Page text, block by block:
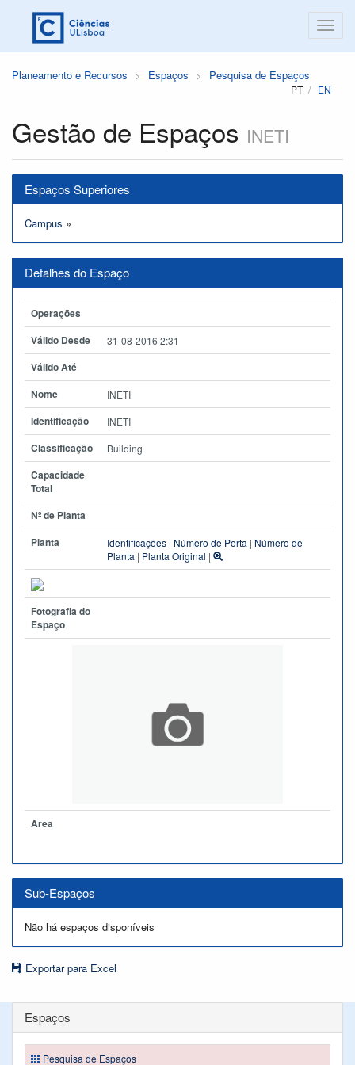
Planeamento e Recursos Espaços Pesquisa de Espaços
PT EN
Gestão de Espaços INETI
Espaços Superiores
Campus »
Detalhes do Espaço
Operações
Válido Desde
31-08-2016 2:31
Válido Até
Nome
INETI
Identificação INETI
Classificação Building
Capacidade
Total
Nº de Planta
Planta
Identificações | Número de Porta | Número de
Planta | Planta Original |
Fotografia do
Espaço
Àrea
Sub-Espaços
Não há espaços disponíveis
Exportar para Excel
Espaços
Pesquisa de Espaços